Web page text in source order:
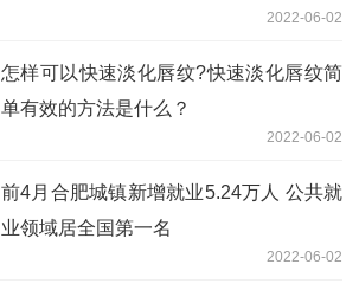
2022-06-02
怎样可以快速淡化唇纹?快速淡化唇纹简
单有效的方法是什么？
2022-06-02
前4月合肥城镇新增就业5.24万人 公共就
业领域居全国第一名
2022-06-02